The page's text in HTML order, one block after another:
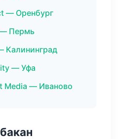
— Оренбург
Пермь
Калининград
— Уфа
Media — Иваново